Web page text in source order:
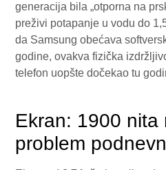
generacija bila „otporna na
preživi potapanje u vodu do
da Samsung obećava
godine, ovakva fizička
telefon uopšte dočekao tu
Ekran: 1900 nita
problem